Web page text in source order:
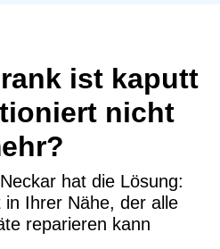
ist kaputt
nicht
hat die Lösung:
in Ihrer Nähe, der alle
reparieren kann